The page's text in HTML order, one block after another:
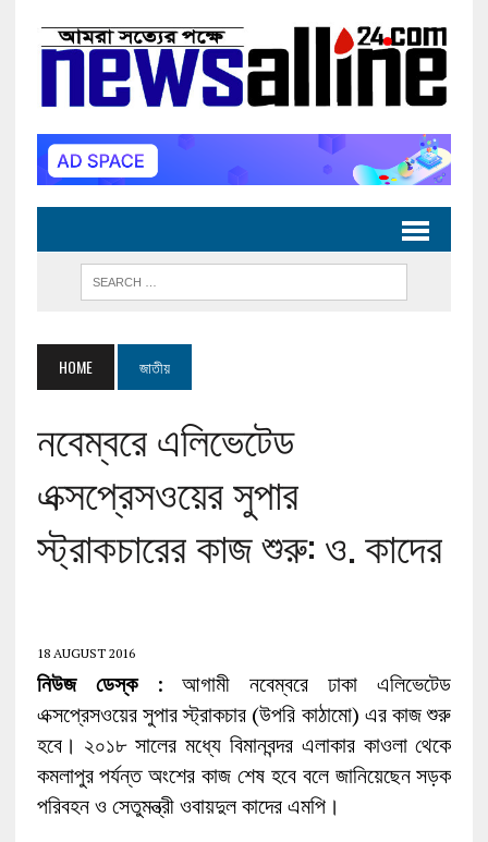
HOME জাতীয়
নবেম্বরে এলিভেটেড
এক্সপ্রেসওয়ের সুপার
স্ট্রাকচারের কাজ শুরু: ও. কাদের
18 AUGUST 2016
নিউজ ডেস্ক: আগামী নবেম্বরে ঢাকা এলিভেটেড
এক্সপ্রেসওয়ের সুপার স্ট্রাকচার (উপরি কাঠামো) এর কাজ শুরু
হবে। ২০১৮ সালের মধ্যে বিমানবন্দর এলাকার কাওলা থেকে
কমলাপুর পর্যন্ত অংশের কাজ শেষ হবে বলে জানিয়েছেন সড়ক
পরিবহন ও সেতুমন্ত্রী ওবায়দুল কাদের এমপি।